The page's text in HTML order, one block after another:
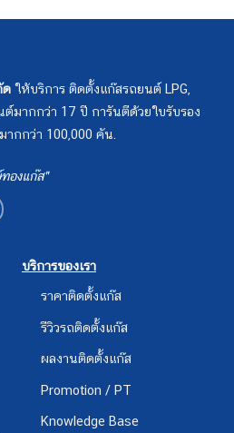
ด ให้บริการ ติดตั้งแก๊สรถยนต์ LPG,
ต์มากกว่า 17 ปี การันตีด้วยใบรับรอง
ากกว่า 100,000 คัน.
องแก๊ส"
บริการของเรา
ราคาติดตั้งแก๊ส
รีวิวรถติดตั้งแก๊ส
ผลงานติดตั้งแก๊ส
Promotion / PT
Knowledge Base